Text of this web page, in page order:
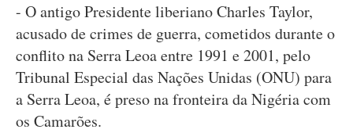
- O antigo Presidente liberiano Charles Taylor,
acusado de crimes de guerra, cometidos durante o
conflito na Serra Leoa entre 1991 e 2001, pelo
Tribunal Especial das Nações Unidas (ONU) para
a Serra Leoa, é preso na fronteira da Nigéria com
os Camarões.